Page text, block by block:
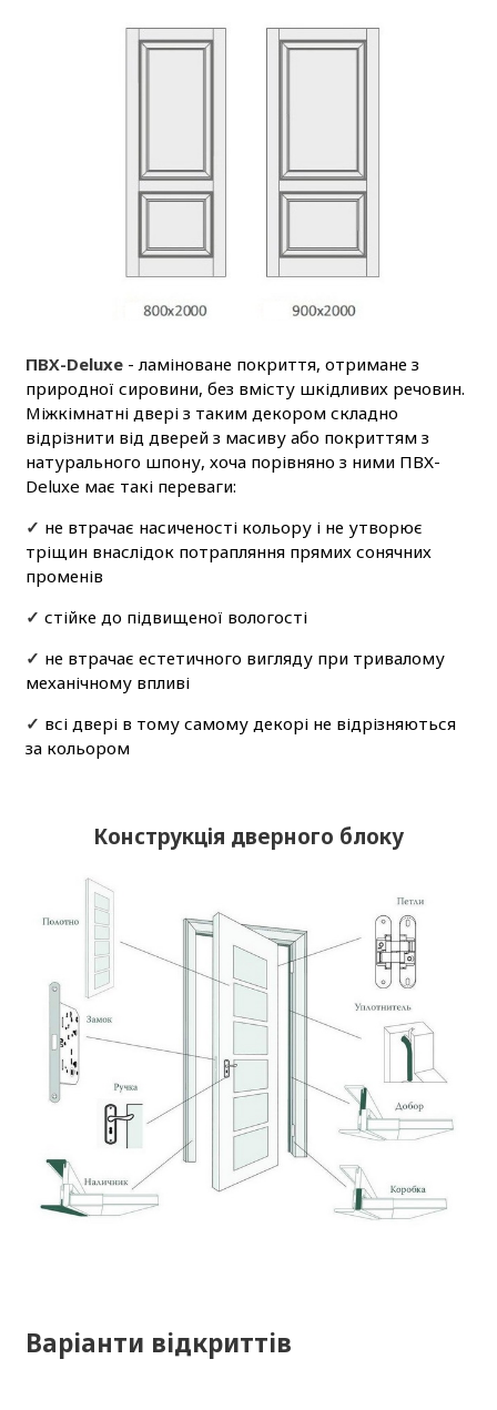
ПВХ-Deluxe- ламіноване покриття, отримане з
природної сировини, без вмісту шкідливих речовин.
Міжкімнатні двері з таким декором складно
відрізнити від дверей з масиву або покриттям з
натурального шпону, хоча порівняно з ними ПВХ-
Deluxe має такі переваги:
✓ не втрачає насиченості кольору і не утворює
тріщин внаслідок потрапляння прямих сонячних
променів
✓ стійке до підвищеної вологості
✓ не втрачає естетичного вигляду при тривалому
механічному впливі
✓ всі двері в тому самому декорі не відрізняються
за кольором
Конструкція дверного блоку
Варіанти відкриттів